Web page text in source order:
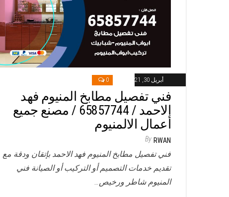
أبريل 30, 2021 0
فني تفصيل مطابخ المنيوم فهد
الاحمد / 65857744 / مصنع جميع
أعمال الالمنيوم
By RWAN
فني تفصيل مطابخ المنيوم فهد الاحمد بإتقان ودقة مع
تقديم خدمات التصميم أو التركيب أو الصيانة فني
المنيوم شاطر ورخيص…